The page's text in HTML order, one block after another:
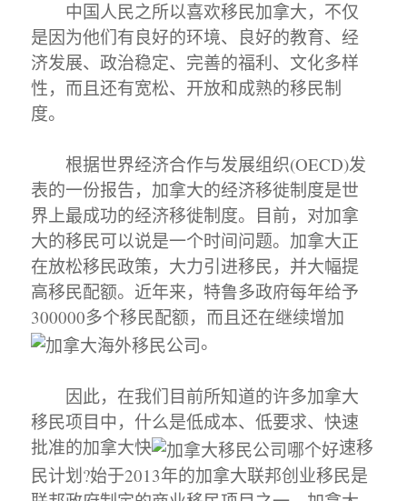
中国人民之所以喜欢移民加拿大，不仅
是因为他们有良好的环境、良好的教育、经
济发展、政治稳定、完善的福利、文化多样
性，而且还有宽松、开放和成熟的移民制
度。
根据世界经济合作与发展组织(OECD)发
表的一份报告，加拿大的经济移徙制度是世
界上最成功的经济移徙制度。目前，对加拿
大的移民可以说是一个时间问题。加拿大正
在放松移民政策，大力引进移民，并大幅提
高移民配额。近年来，特鲁多政府每年给予
300000多个移民配额，而且还在继续增加
。
因此，在我们目前所知道的许多加拿大
移民项目中，什么是低成本、低要求、快速
批准的加拿大快
速移
民计划?始于2013年的加拿大联邦创业移民是